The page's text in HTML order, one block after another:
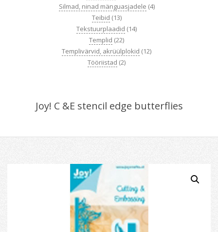
Silmad, ninad mänguasjadele (4)
Teibid (13)
Tekstuurplaadid (14)
Templid (22)
Templivärvid, akrüülplokid (12)
Tööriistad (2)
Joy! C &E stencil edge butterflies